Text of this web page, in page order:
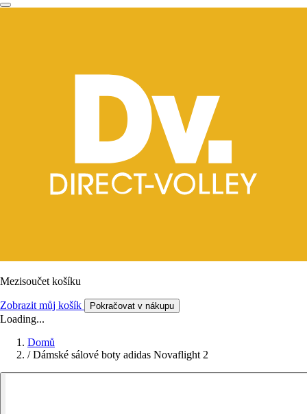
Mezisoučet košíku
Zobrazit můj košík Pokračovat v nákupu
Loading...
Domů
/ Dámské sálové boty adidas Novaflight 2